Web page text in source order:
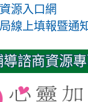
源入口網
線上填報暨通
導諮商資源